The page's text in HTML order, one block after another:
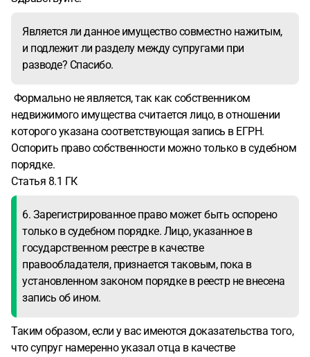
Является ли данное имущество совместно нажитым,
и подлежит ли разделу между супругами при
разводе? Спасибо.
Формально не является, так как собственником
недвижимого имущества считается лицо, в отношении
которого указана соответствующая запись в ЕГРН.
Оспорить право собственности можно только в судебном
порядке.
Статья 8.1 ГК
6. Зарегистрированное право может быть оспорено
только в судебном порядке. Лицо, указанное в
государственном реестре в качестве
правообладателя, признается таковым, пока в
установленном законом порядке в реестр не внесена
запись об ином.
Таким образом, если у вас имеются доказательства того,
что супруг намеренно указал отца в качестве